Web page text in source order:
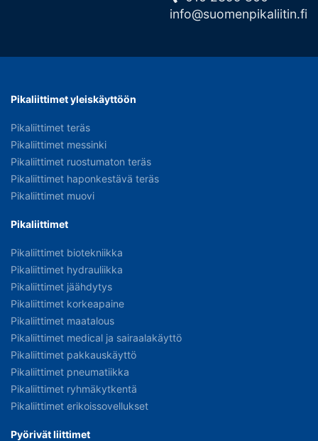
info@suomenpikaliitin.fi
Pikaliittimet yleiskäyttöön
Pikaliittimet teräs
Pikaliittimet messinki
Pikaliittimet ruostumaton teräs
Pikaliittimet haponkestävä teräs
Pikaliittimet muovi
Pikaliittimet
Pikaliittimet biotekniikka
Pikaliittimet hydrauliikka
Pikaliittimet jäähdytys
Pikaliittimet korkeapaine
Pikaliittimet maatalous
Pikaliittimet medical ja sairaalakäyttö
Pikaliittimet pakkauskäyttö
Pikaliittimet pneumatiikka
Pikaliittimet ryhmäkytkentä
Pikaliittimet erikoissovellukset
Pyörivät liittimet